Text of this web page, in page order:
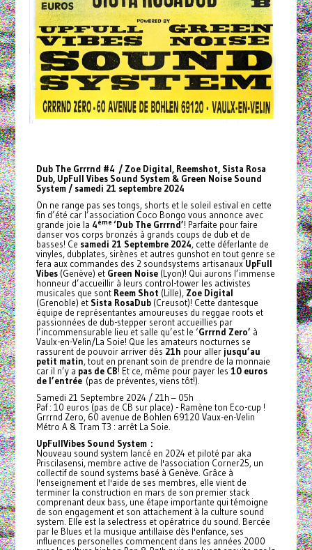
Dub The Grrrnd #4 / Zoe Digital, Reemshot, Sista Rosa
Dub, UpFull Vibes Sound System & Green Noise Sound
System / samedi 21 septembre 2024
On ne range pas ses tongs, shorts et le soleil estival en cette
fin d’été car l’association Coco Bongo vous annonce avec
grande joie la 4ème ‘Dub The Grrrnd’! Parfaite pour faire
danser vos corps bronzés à grands coups de dub et de
basses! Ce samedi 21 Septembre 2024, cette déferlante de
vinyles, dubplates, sirènes et autres gunshot en tout genre se
fera aux commandes des 2 soundsystems artisanaux UpFull
Vibes(Genève) et Green Noise(Lyon)! Qui aurons l’immense
honneur d’accueillir à leurs control-tower les activistes
musicales que sont Reem Shot (Lille), Zoe Digital
(Grenoble) et Sista RosaDub(Creusot)! Cette dantesque
équipe de représentantes amoureuses du reggae roots et
passionnées de dub-stepper seront accueillies par
l’incommensurable lieu et salle qu’est le ‘Grrrnd Zero’ à
Vaulx-en-Velin/La Soie! Que les amateurs nocturnes se
rassurent de pouvoir arriver dès 21h pour aller jusqu’au
petit matin, tout en prenant soin de prendre de la monnaie
car il n’y a pas de CB! Et ce, même pour payer les 10 euros
de l’entrée (pas de préventes, viens tôt!).
Samedi 21 Septembre 2024 / 21h – 05h
Paf : 10 euros (pas de CB sur place) - Ramène ton Eco-cup !
Grrrnd Zero, 60 avenue de Bohlen 69120 Vaux-en-Velin
Métro A & Tram T3 : arrêt La Soie.
UpFullVibes Sound System :
Nouveau sound system lancé en 2024 et piloté par aka
Priscilasensi, membre active de l'association Corner25, un
collectif de sound systems basé à Genève. Grâce à
l'enseignement et l'aide de ses membres, elle vient de
terminer la construction en mars de son premier stack
comprenant deux bass, une étape importante qui témoigne
de son engagement et son attachement à la culture sound
system. Elle est la selectress et opératrice du sound. Bercée
par le Blues et la musique antillaise dès l'enfance, ses
influences personelles commencent dans les années 2000